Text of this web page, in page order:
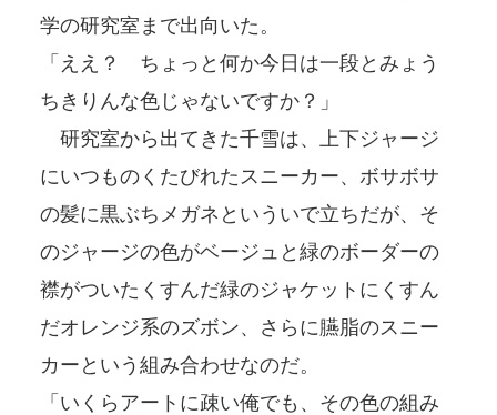
学の研究室まで出向いた。
「ええ？ ちょっと何か今日は一段とみょう
ちきりんな色じゃないですか？」
研究室から出てきた千雪は、上下ジャージ
にいつものくたびれたスニーカー、ボサボサ
の髪に黒ぶちメガネといういで立ちだが、そ
のジャージの色がベージュと緑のボーダーの
襟がついたくすんだ緑のジャケットにくすん
だオレンジ系のズボン、さらに臙脂のスニー
カーという組み合わせなのだ。
「いくらアートに疎い俺でも、その色の組み